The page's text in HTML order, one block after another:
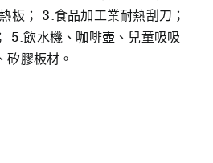
板； 3.食品加工業耐熱刮刀；
5.飲水機、咖啡壺、兒童吸吸
矽膠板材。